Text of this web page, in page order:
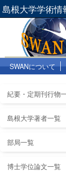
島根大学学術情
SWANについて
紀要・定期刊行物
島根大学著者一覧
部局一覧
博士学位論文一覧